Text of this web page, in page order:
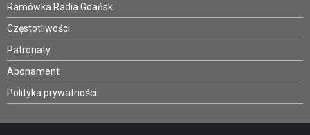
Ramówka Radia Gdańsk
Częstotliwości
Patronaty
Abonament
Polityka prywatności